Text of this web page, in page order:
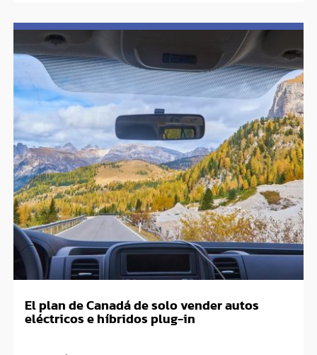
El plan de Canadá de solo vender autos
eléctricos e híbridos plug-in